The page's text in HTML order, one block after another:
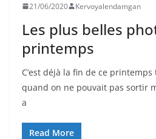
21/06/2020 Kervoyalendamgan
Les plus belles
printemps
C’est déjà la fin de ce
quand on ne pouvait pas sortir
a
Read More